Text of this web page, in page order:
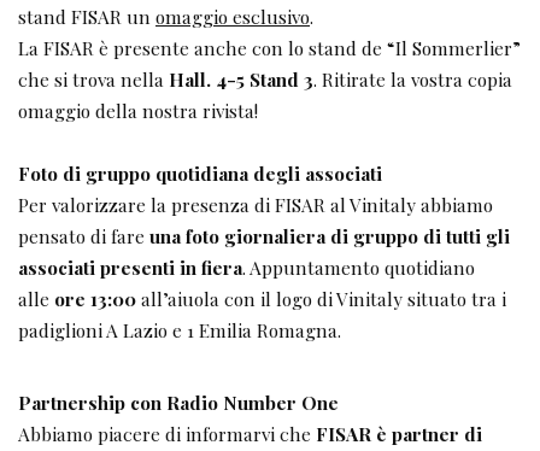
stand FISAR un omaggio esclusivo.
La FISAR è presente anche con lo stand de “Il Sommerlier”
che si trova nella Hall. 4-5 Stand 3. Ritirate la vostra copia
omaggio della nostra rivista!
Foto di gruppo quotidiana degli associati
Per valorizzare la presenza di FISAR al Vinitaly abbiamo
pensato di fare una foto giornaliera di gruppo di tutti gli
associati presenti in fiera. Appuntamento quotidiano
alle ore 13:00all’aiuola con il logo di Vinitaly situato tra i
padiglioni A Lazio e 1 Emilia Romagna.
Partnership con Radio Number One
Abbiamo piacere di informarvi che FISAR è partner di